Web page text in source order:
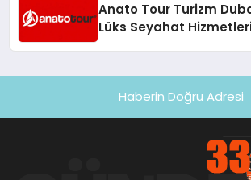
Anato Tour Turizm
Lüks Seyahat
Haberin Doğru Adresi